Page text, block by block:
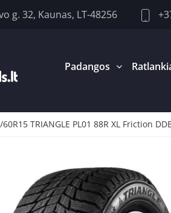
g. 32, Kaunas, LT-48256
Padangos
60R15 TRIANGLE PL01 88R XL Friction